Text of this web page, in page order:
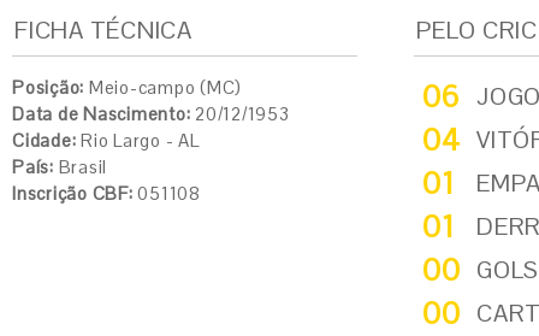
FICHA TÉCNICA
Posição: Meio-campo (MC)
Data de Nascimento: 20/12/1953
Cidade: Rio Largo - AL
País: Brasil
Inscrição CBF: 051108
PELO
06
04
01
01
00
00